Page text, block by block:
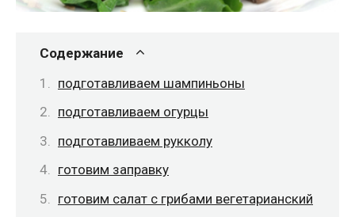
Содержание
подготавливаем шампиньоны
подготавливаем огурцы
подготавливаем рукколу
готовим заправку
готовим салат с грибами вегетарианский